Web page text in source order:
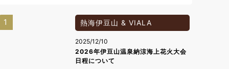
1 熱海伊豆山 & VIALA
2025/12/10
2026年伊豆山温泉納涼海上花火大会
日程について